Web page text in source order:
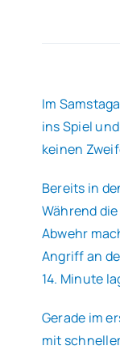
Im
ins Spiel
keinen
Bereits in
Während
Abwehr
Angriff an
14. Minute
Gerade im
mit